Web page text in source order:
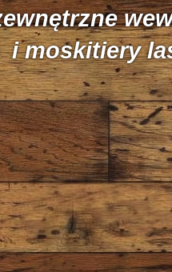
i moskitiery